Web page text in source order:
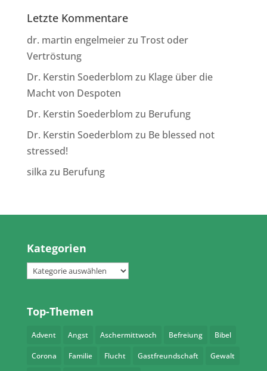
Letzte Kommentare
dr. martin engelmeierzu Trost oder
Vertröstung
Dr. Kerstin Soederblom zu Klage über die
Macht von Despoten
Dr. Kerstin Soederblom zu Berufung
Dr. Kerstin Soederblom zu Be blessed not
stressed!
silka zu Berufung
Kategorien
Kategorien
Top-Themen
Advent Angst Aschermittwoch Befreiung Bibel
Corona Familie Flucht Gastfreundschaft Gewalt